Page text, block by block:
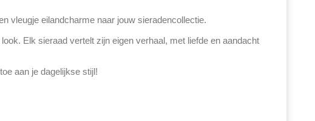
vleugje eilandcharme naar jouw sieradencollectie.
Elk sieraad vertelt zijn eigen verhaal, met liefde en aandacht
aan je dagelijkse stijl!